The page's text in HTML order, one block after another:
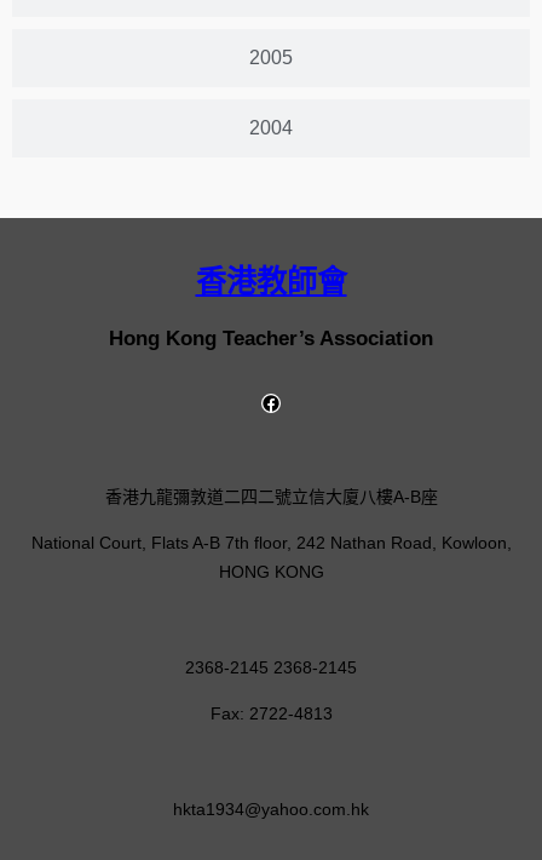
2005
2004
香港教師會
Hong Kong Teacher’s Association
香港九龍彌敦道二四二號立信大廈八樓A-B座
National Court, Flats A-B 7th floor, 242 Nathan Road, Kowloon,
HONG KONG
2368-2145 2368-2145
Fax: 2722-4813
hkta1934@yahoo.com.hk